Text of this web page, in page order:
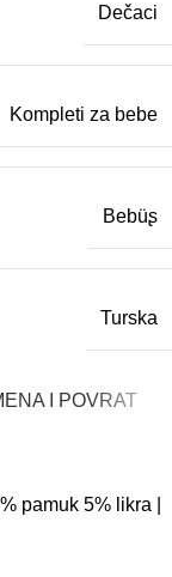
Dečaci
Kompleti za bebe
Bebüʂ
Turska
I POVRAT
pamuk 5% likra |